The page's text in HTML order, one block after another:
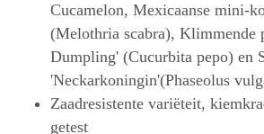
Cucamelon, Mexicaanse mini-
(Melothria scabra), Klimmende
Dumpling' (Cucurbita pepo) en
'Neckarkoningin'(Phaseolus
Zaadresistente variëteit,
getest